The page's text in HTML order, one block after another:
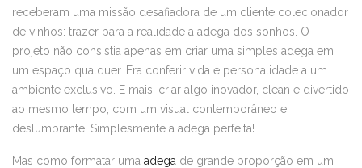
receberam uma missão desafiadora de um cliente colecionador
de vinhos: trazer para a realidade a adega dos sonhos. O
projeto não consistia apenas em criar uma simples adega em
um espaço qualquer. Era conferir vida e personalidade a um
ambiente exclusivo. E mais: criar algo inovador, clean e divertido
ao mesmo tempo, com um visual contemporâneo e
deslumbrante. Simplesmente a adega perfeita!
Mas como formatar uma adega de grande proporção em um